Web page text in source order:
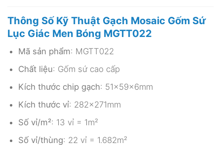
Thông Số Kỹ Thuật Gạch Mosaic Gốm Sứ
Lục Giác Men Bóng MGTT022
Mã sản phẩm: MGTT022
Chất liệu: Gốm sứ cao cấp
Kích thước chip gạch: 51x59x6mm
Kích thước vỉ: 282x271mm
Số vỉ/m²: 13 vỉ = 1m²
Số vỉ/thùng: 22 vỉ = 1.682m²